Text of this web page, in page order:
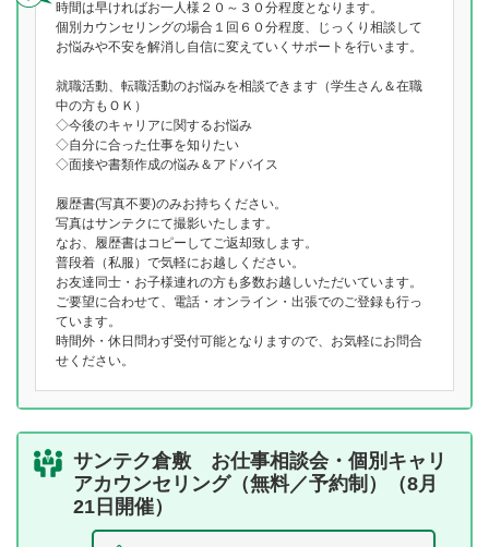
時間は早ければお一人様２０～３０分程度となります。
個別カウンセリングの場合１回６０分程度、じっくり相談して
お悩みや不安を解消し自信に変えていくサポートを行います。
就職活動、転職活動のお悩みを相談できます（学生さん＆在職
中の方もＯＫ）
◇今後のキャリアに関するお悩み
◇自分に合った仕事を知りたい
◇面接や書類作成の悩み＆アドバイス
履歴書(写真不要)のみお持ちください。
写真はサンテクにて撮影いたします。
なお、履歴書はコピーしてご返却致します。
普段着（私服）で気軽にお越しください。
お友達同士・お子様連れの方も多数お越しいただいています。
ご要望に合わせて、電話・オンライン・出張でのご登録も行っ
ています。
時間外・休日問わず受付可能となりますので、お気軽にお問合
せください。
サンテク倉敷 お仕事相談会・個別キャリ
アカウンセリング（無料／予約制）（8月
21日開催）